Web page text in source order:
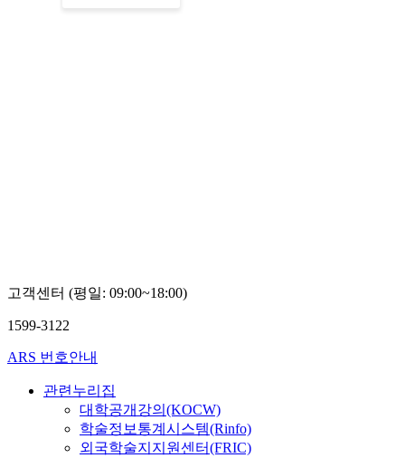
고객센터 (평일: 09:00~18:00)
1599-3122
ARS 번호안내
관련누리집
대학공개강의(KOCW)
학술정보통계시스템(Rinfo)
외국학술지지원센터(FRIC)